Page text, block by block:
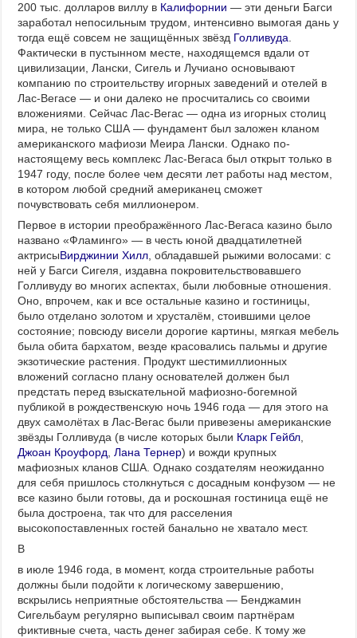
200 тыс. долларов виллу в Калифорнии — эти деньги Багси
заработал непосильным трудом, интенсивно вымогая дань у
тогда ещё совсем не защищённых звёзд Голливуда
Фактически в пустынном месте, находящемся вдали от
цивилизации, Лански, Сигель и Лучиано основывают
компанию по строительству игорных заведений и отелей в
Лас-Вегасе — и они далеко не просчитались со своими
вложениями. Сейчас Лас-Вегас — одна из игорных столиц
мира, не только США — фундамент был заложен кланом
американского мафиози Меира Лански. Однако по-
настоящему весь комплекс Лас-Вегаса был открыт только в
1947 году, после более чем десяти лет работы над местом,
в котором любой средний американец сможет
почувствовать себя миллионером.
Первое в истории преображённого Лас-Вегаса казино было
названо «Фламинго» — в честь юной двадцатилетней
актрисыВирджинии Хилл , обладавшей рыжими волосами: с
ней у Багси Сигеля, издавна покровительствовавшего
Голливуду во многих аспектах, были любовные отношения.
Оно, впрочем, как и все остальные казино и гостиницы,
было отделано золотом и хрусталём, стоившими целое
состояние; повсюду висели дорогие картины, мягкая мебель
была обита бархатом, везде красовались пальмы и другие
экзотические растения. Продукт шестимиллионных
вложений согласно плану основателей должен был
предстать перед взыскательной мафиозно-богемной
публикой в рождественскую ночь 1946 года — для этого на
двух самолётах в Лас-Вегас были привезены американские
звёзды Голливуда (в числе которых были Кларк Гейбл
Джоан Кроуфорд ,Лана Тернер) и вожди крупных
мафиозных кланов США. Однако создателям неожиданно
для себя пришлось столкнуться с досадным конфузом — не
все казино были готовы, да и роскошная гостиница ещё не
была достроена, так что для расселения
высокопоставленных гостей банально не хватало мест.
В
в июле 1946 года, в момент, когда строительные работы
должны были подойти к логическому завершению,
вскрылись неприятные обстоятельства — Бенджамин
Сигельбаум регулярно выписывал своим партнёрам
фиктивные счета, часть денег забирая себе. К тому же